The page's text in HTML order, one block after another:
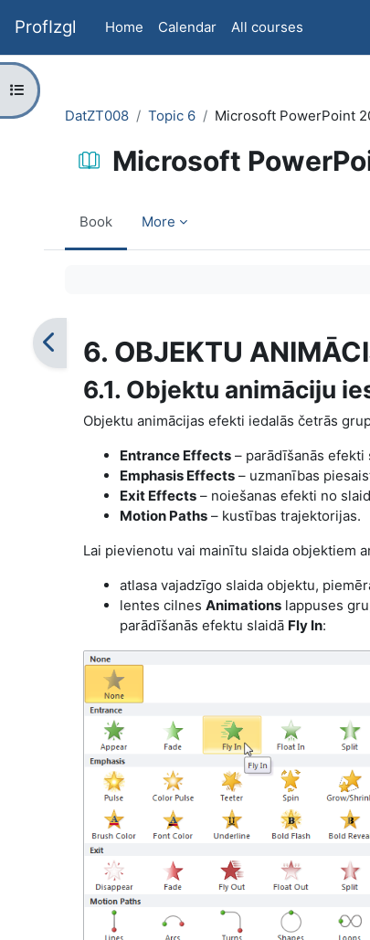
ProfIzgl Home Calendar All courses
Open course index
DatZT008
Topic 6 Microsoft PowerPoint
Microsoft
Book More
6. OBJEKTU
6.1. Objektu animāciju
Objektu animācijas efekti iedalās četrās
Entrance Effects – parādīšanās efekti
Emphasis Effects – uzmanības
Exit Effects – noiešanas efekti no
Motion Paths – kustības trajektorijas.
Lai pievienotu vai mainītu slaida objektiem
atlasa vajadzīgo slaida objektu,
lentes cilnes Animations lappuses
parādīšanās efektu slaidā Fly In: